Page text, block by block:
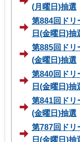
(月曜日)抽選
第884回ドリ
日(金曜日)抽
第885回ドリ
(金曜日)抽選
第840回ドリ
日(金曜日)抽
第841回ドリ
(金曜日)抽選
第787回ドリ
日(金曜日)抽